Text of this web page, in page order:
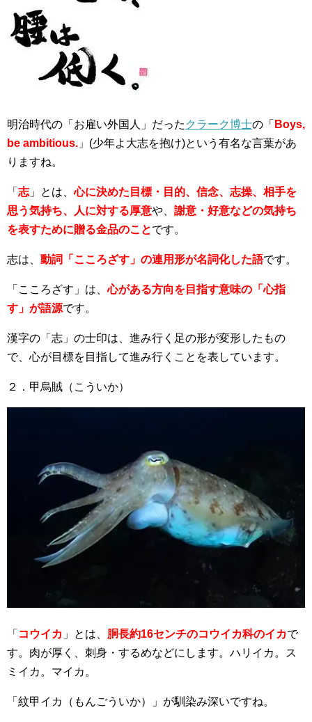
明治時代の「お雇い外国人」だった クラーク博士の「 Boys,
be ambitious. 」(少年よ大志を抱け)という有名な言葉があ
りますね。
「 志 」とは、心に決めた目標・目的、信念、志操、相手を
思う気持ち、人に対する厚意や、 謝意・好意などの気持ち
を表すために贈る金品のことです。
志は、 動詞「こころざす」の連用形が名詞化した語です。
「こころざす」は、心がある方向を目指す意味の「心指
す」が語源です。
漢字の「志」の士印は、進み行く足の形が変形したもの
で、心が目標を目指して進み行くことを表しています。
２．甲烏賊（こういか）
「 コウイカ 」とは、 胴長約16センチのコウイカ科のイカで
す。肉が厚く、刺身・するめなどにします。ハリイカ。ス
ミイカ。マイカ。
「紋甲イカ（もんごういか）」が馴染み深いですね。